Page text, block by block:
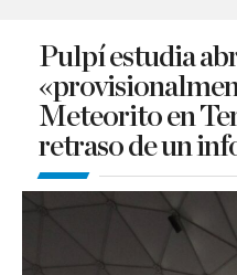
Pulpí estudia
Meteorito en
retraso de un